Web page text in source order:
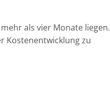
als vier Monate liegen.
Kostenentwicklung zu